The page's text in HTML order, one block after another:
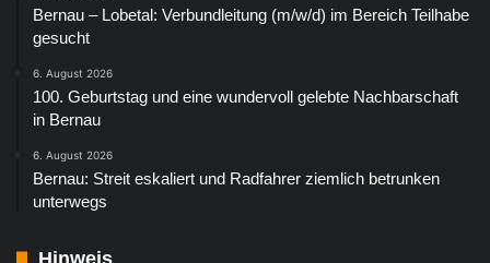
Bernau – Lobetal: Verbundleitung (m/w/d) im Bereich Teilhabe
gesucht
6. August 2026
100. Geburtstag und eine wundervoll gelebte Nachbarschaft
in Bernau
6. August 2026
Bernau: Streit eskaliert und Radfahrer ziemlich betrunken
unterwegs